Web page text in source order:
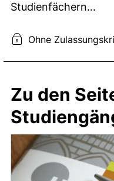
Studienfächern...
Zulassung:
Ohne
Zu den